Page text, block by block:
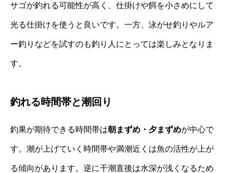
サゴが釣れる可能性が高く、仕掛けや餌を小さめにして
光る仕掛けを使うと良いです。一方、泳がせ釣りやルア
ー釣りなどを試すのも釣り人にとっては楽しみとなりま
す。
釣れる時間帯と潮回り
釣果が期待できる時間帯は朝まずめ・夕まずめが中心で
す。潮が上げていく時間帯や満潮近くは魚の活性が上が
る傾向があります。逆に干潮直後は水深が浅くなるため